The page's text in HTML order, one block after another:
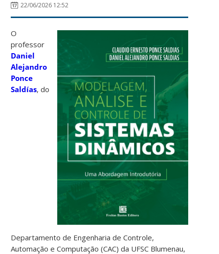
22/06/2026 12:52
O
professor
Daniel
Alejandro
Ponce
Saldías, do
Departamento de Engenharia de Controle,
Automação e Computação (CAC) da UFSC Blumenau,